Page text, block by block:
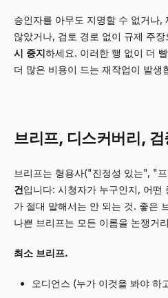
승인자를 아무도 지명할 수 없거나,
않았거나, 검토 경로 없이 규제 주
시 중지하세요. 이러한 행 없이 더
더 많은 비용이 드는 재작업이 발생
브리프, 디스커버리, 검
브리프는 형용사("진정성 있는", "
건입니다: 시청자가 누구인지, 어떤
가 절대 말해서는 안 되는 것. 좋은
나쁜 브리프는 모든 이름을 논쟁거
최소 브리프.
오디언스 (누가 이것을 봐야 하